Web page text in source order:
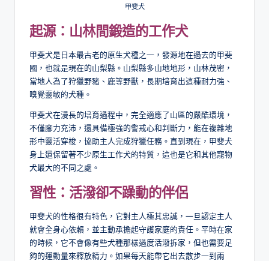
甲斐犬
起源：山林間鍛造的工作犬
甲斐犬是日本最古老的原生犬種之一，發源地在過去的甲斐
國，也就是現在的山梨縣。山梨縣多山地地形，山林茂密，
當地人為了狩獵野豬、鹿等野獸，長期培育出這種耐力強、
嗅覺靈敏的犬種。
甲斐犬在漫長的培育過程中，完全適應了山區的嚴酷環境，
不僅腳力充沛，還具備極強的警戒心和判斷力，能在複雜地
形中靈活穿梭，協助主人完成狩獵任務。直到現在，甲斐犬
身上還保留著不少原生工作犬的特質，這也是它和其他寵物
犬最大的不同之處。
習性：活潑卻不躁動的伴侶
甲斐犬的性格很有特色，它對主人極其忠誠，一旦認定主人
就會全身心依賴，並主動承擔起守護家庭的責任。平時在家
的時候，它不會像有些犬種那樣過度活潑拆家，但也需要足
夠的運動量來釋放精力。如果每天能帶它出去散步一到兩